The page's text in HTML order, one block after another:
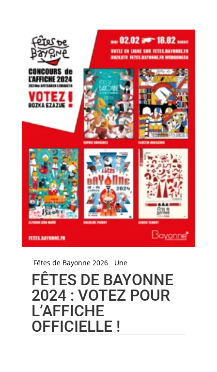
Fêtes de Bayonne 2026 Une
FÊTES DE BAYONNE
2024 : VOTEZ POUR
L’AFFICHE
OFFICIELLE !